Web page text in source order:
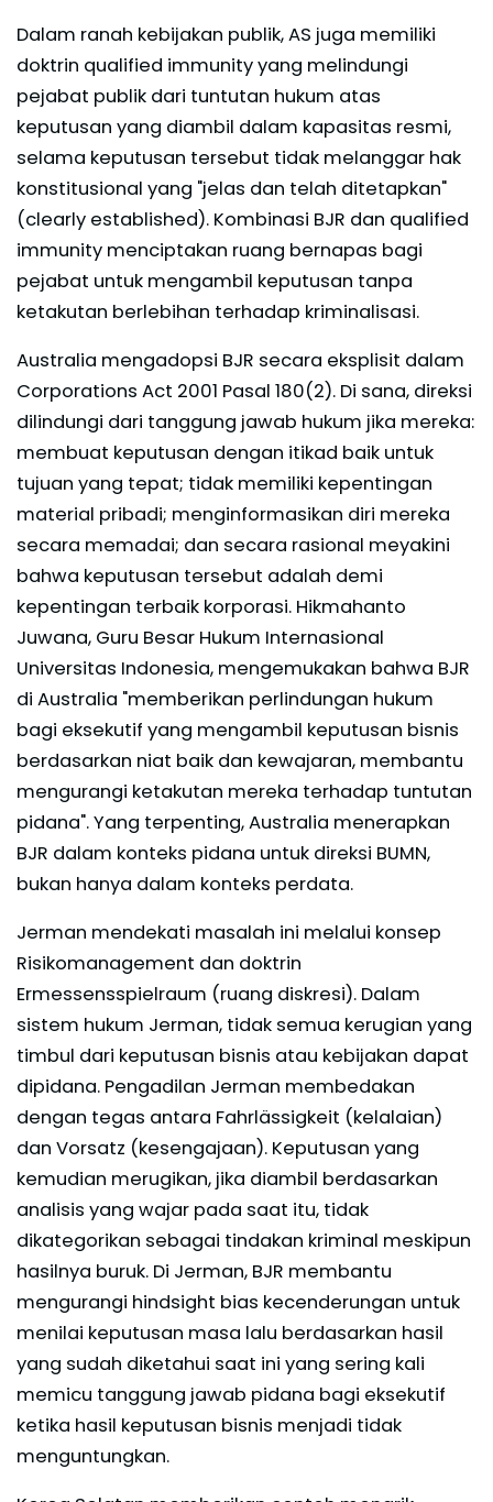
Dalam ranah kebijakan publik, AS juga memiliki
doktrin qualified immunity yang melindungi
pejabat publik dari tuntutan hukum atas
keputusan yang diambil dalam kapasitas resmi,
selama keputusan tersebut tidak melanggar hak
konstitusional yang "jelas dan telah ditetapkan"
(clearly established). Kombinasi BJR dan qualified
immunity menciptakan ruang bernapas bagi
pejabat untuk mengambil keputusan tanpa
ketakutan berlebihan terhadap kriminalisasi.
Australia mengadopsi BJR secara eksplisit dalam
Corporations Act 2001 Pasal 180(2). Di sana, direksi
dilindungi dari tanggung jawab hukum jika mereka:
membuat keputusan dengan itikad baik untuk
tujuan yang tepat; tidak memiliki kepentingan
material pribadi; menginformasikan diri mereka
secara memadai; dan secara rasional meyakini
bahwa keputusan tersebut adalah demi
kepentingan terbaik korporasi. Hikmahanto
Juwana, Guru Besar Hukum Internasional
Universitas Indonesia, mengemukakan bahwa BJR
di Australia "memberikan perlindungan hukum
bagi eksekutif yang mengambil keputusan bisnis
berdasarkan niat baik dan kewajaran, membantu
mengurangi ketakutan mereka terhadap tuntutan
pidana". Yang terpenting, Australia menerapkan
BJR dalam konteks pidana untuk direksi BUMN,
bukan hanya dalam konteks perdata.
Jerman mendekati masalah ini melalui konsep
Risikomanagement dan doktrin
Ermessensspielraum (ruang diskresi). Dalam
sistem hukum Jerman, tidak semua kerugian yang
timbul dari keputusan bisnis atau kebijakan dapat
dipidana. Pengadilan Jerman membedakan
dengan tegas antara Fahrlässigkeit (kelalaian)
dan Vorsatz (kesengajaan). Keputusan yang
kemudian merugikan, jika diambil berdasarkan
analisis yang wajar pada saat itu, tidak
dikategorikan sebagai tindakan kriminal meskipun
hasilnya buruk. Di Jerman, BJR membantu
mengurangi hindsight bias kecenderungan untuk
menilai keputusan masa lalu berdasarkan hasil
yang sudah diketahui saat ini yang sering kali
memicu tanggung jawab pidana bagi eksekutif
ketika hasil keputusan bisnis menjadi tidak
menguntungkan.